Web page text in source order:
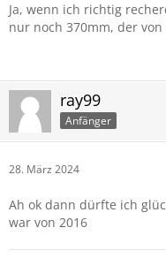
Ja, wenn ich richtig
nur noch 370mm, der von
ray99
Anfänger
28. März 2024
Ah ok dann dürfte ich
war von 2016